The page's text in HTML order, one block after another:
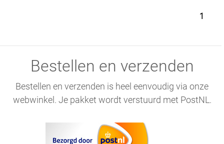
1
Bestellen en verzenden
Bestellen en verzenden is heel eenvoudig via onze
webwinkel. Je pakket wordt verstuurd met PostNL.